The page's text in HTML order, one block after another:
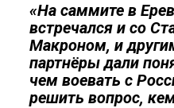
«На саммите в
встречался и со
Макроном, и
партнёры дали
чем воевать с
решить вопрос,